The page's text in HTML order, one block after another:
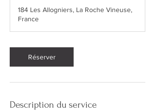
m
n
184 Les Allogniers, La Roche Vineuse,
France
Réserver
Description du service